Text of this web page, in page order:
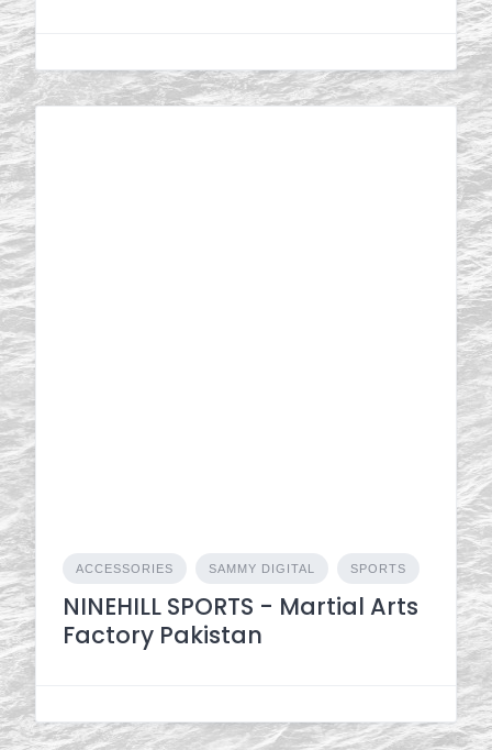
ACCESSORIES SAMMY DIGITAL SPORTS
NINEHILL SPORTS - Martial Arts
Factory Pakistan